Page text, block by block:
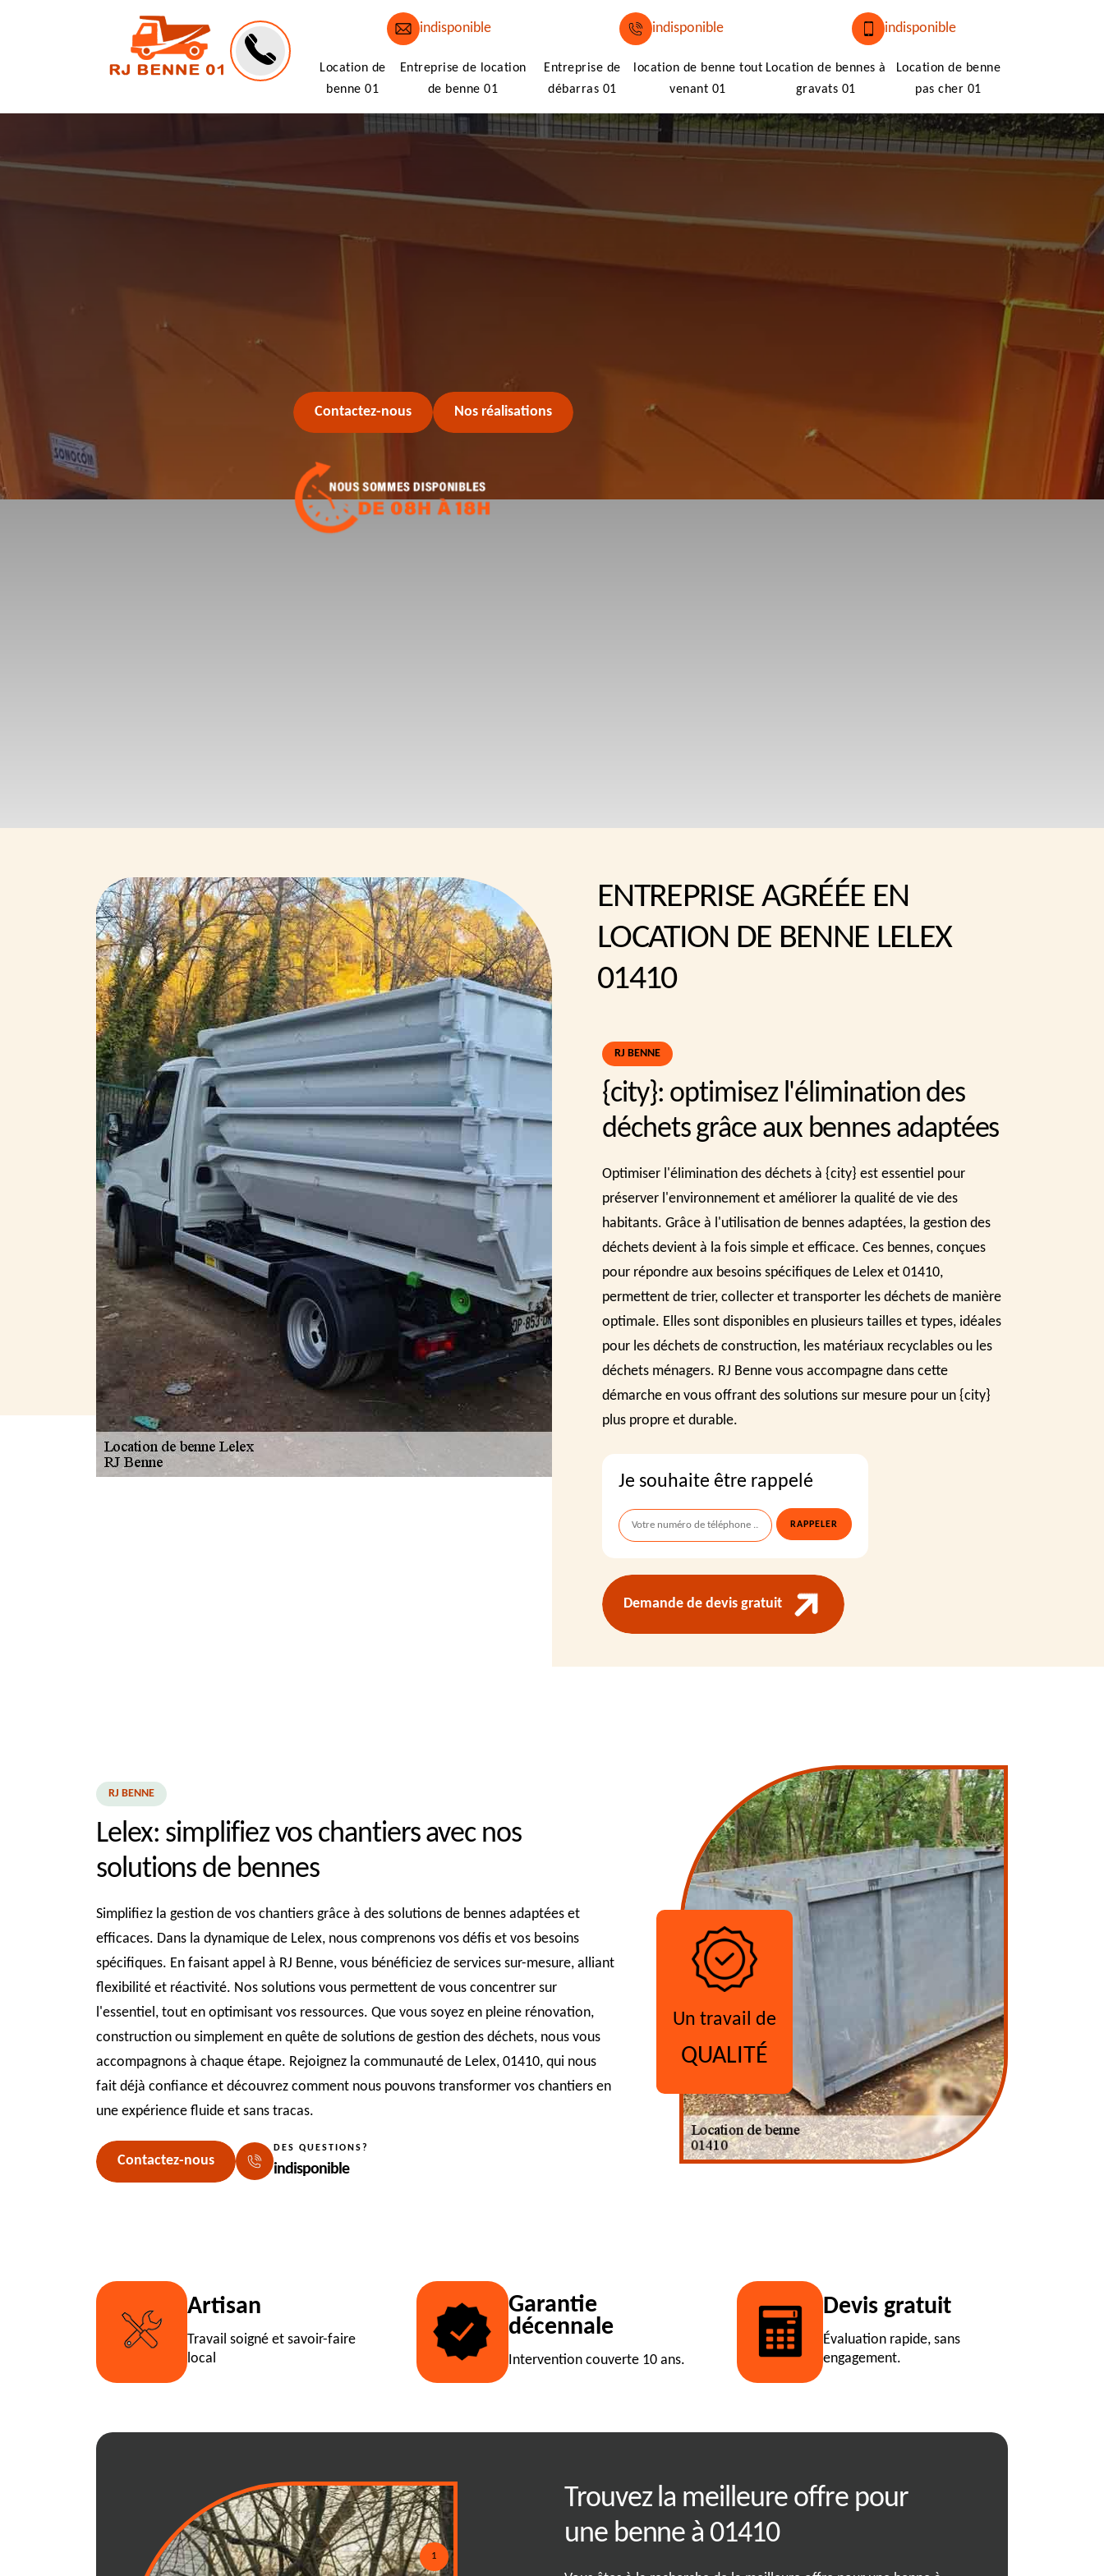
indisponible indisponible indisponible
Location de
benne 01
Entreprise de location
de benne 01
Entreprise de
débarras 01
location de benne tout
venant 01
Location de bennes à
gravats 01
Location de benne
pas cher 01
Contactez-nous Nos réalisations
ENTREPRISE AGRÉÉE EN
LOCATION DE BENNE LELEX
01410
RJ BENNE
{city}: optimisez l'élimination des
déchets grâce aux bennes adaptées
Optimiser l'élimination des déchets à {city} est essentiel pour
préserver l'environnement et améliorer la qualité de vie des
habitants. Grâce à l'utilisation de bennes adaptées, la gestion des
déchets devient à la fois simple et efficace. Ces bennes, conçues
pour répondre aux besoins spécifiques de Lelex et 01410,
permettent de trier, collecter et transporter les déchets de manière
optimale. Elles sont disponibles en plusieurs tailles et types, idéales
pour les déchets de construction, les matériaux recyclables ou les
déchets ménagers. RJ Benne vous accompagne dans cette
démarche en vous offrant des solutions sur mesure pour un {city}
plus propre et durable.
Je souhaite être rappelé
Demande de devis gratuit
RJ BENNE
Lelex: simplifiez vos chantiers avec nos
solutions de bennes
Simplifiez la gestion de vos chantiers grâce à des solutions de bennes adaptées et
efficaces. Dans la dynamique de Lelex, nous comprenons vos défis et vos besoins
spécifiques. En faisant appel à RJ Benne, vous bénéficiez de services sur-mesure, alliant
flexibilité et réactivité. Nos solutions vous permettent de vous concentrer sur
l'essentiel, tout en optimisant vos ressources. Que vous soyez en pleine rénovation,
construction ou simplement en quête de solutions de gestion des déchets, nous vous
accompagnons à chaque étape. Rejoignez la communauté de Lelex, 01410, qui nous
fait déjà confiance et découvrez comment nous pouvons transformer vos chantiers en
une expérience fluide et sans tracas.
Contactez-nous
DES QUESTIONS?
indisponible
Un travail de
QUALITÉ
Artisan
Travail soigné et savoir-faire
local
Garantie
décennale
Intervention couverte 10 ans.
Devis gratuit
Évaluation rapide, sans
engagement.
Location de bennes : solutions sur
mesure à 01410
Trouvez la meilleure offre pour
une benne à 01410
1